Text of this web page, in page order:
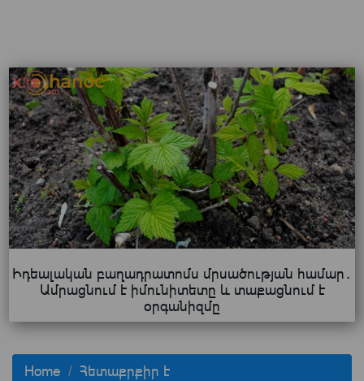
Իդեալական բաղադրատոմս մրսածության համար․
Ամրացնում է իմունիտետը և տաքացնում է
օրգանիզմը
Home
Հետաքրքիր է